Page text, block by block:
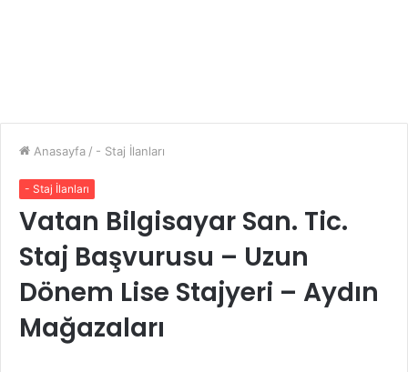
Anasayfa / - Staj İlanları
- Staj İlanları
Vatan Bilgisayar San. Tic.
Staj Başvurusu – Uzun
Dönem Lise Stajyeri – Aydın
Mağazaları